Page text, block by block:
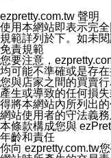
您同意本公司網站
停止接收這些資料
十五、訊息通知
本公司/本服務將以
本公司/本服務傳送
1.LINE 帳號設定的
2.該 LINE 帳號已
3.LINE 帳號未封鎖
欲變更通知型訊息
1.點選「主頁」＞
2.點選「隱私設定」
3.點選「提供使用
4.點選「LINE通知
5.開關「接收LINE
ezpretty.com.tw 聲明
使用本網站即表示完
規範詳列於下。如未
免責規範
您要注意，
均可能不準確或是存
您與店家之間的買賣
產生或導致的任何損
得將本網站內所列出
網站使用者的守法義
本條款構成您與
年齡和責任
你向 ezpretty.com.tw